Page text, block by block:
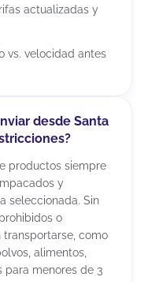
actualizadas y
vs. velocidad antes
desde Santa
productos siempre
y
seleccionada. Sin
o
como
alimentos,
para menores de 3